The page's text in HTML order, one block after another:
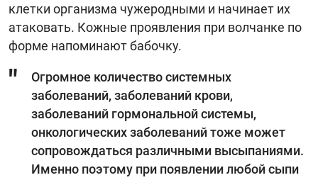
клетки организма чужеродными и начинает их
атаковать. Кожные проявления при волчанке по
форме напоминают бабочку.
Огромное количество системных
заболеваний, заболеваний крови,
заболеваний гормональной системы,
онкологических заболеваний тоже может
сопровождаться различными высыпаниями.
Именно поэтому при появлении любой сыпи